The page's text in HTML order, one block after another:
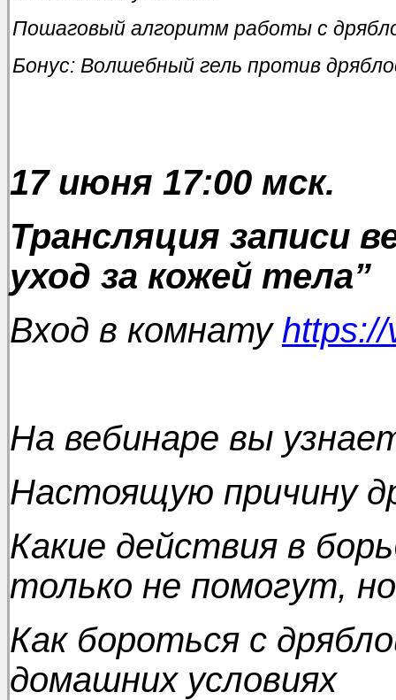
Пошаговый алгоритм работы с
Бонус: Волшебный гель против
17 июня 17:00 мск.
Трансляция записи
уход за кожей тела”
Вход в комнату
На вебинаре вы
Настоящую причину
Какие действия в
только не помогут,
Как бороться с
домашних условиях